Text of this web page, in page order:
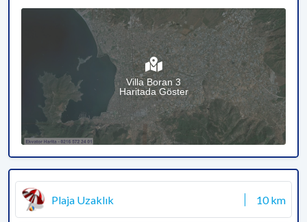
Villa Boran 3
Haritada Göster
Plaja Uzaklık 10 km